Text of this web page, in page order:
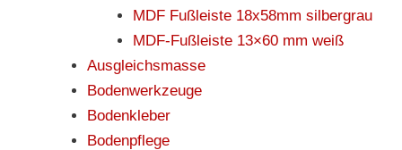
MDF Fußleiste 18x58mm silbergrau
MDF-Fußleiste 13×60 mm weiß
Ausgleichsmasse
Bodenwerkzeuge
Bodenkleber
Bodenpflege